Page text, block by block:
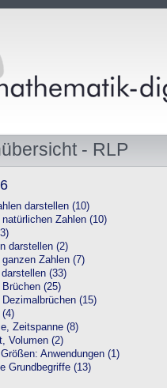
- RLP
darstellen (10)
Zahlen (10)
darstellen (2)
Zahlen (7)
(33)
(25)
(15)
(4)
Zeitspanne (8)
Volumen (2)
Anwendungen (1)
Grundbegriffe (13)